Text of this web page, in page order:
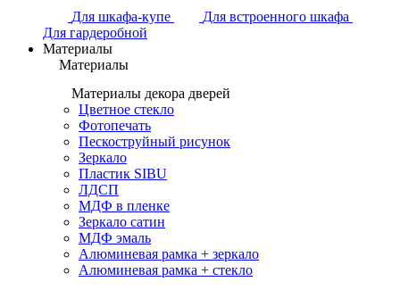
Для шкафа-купе
Для встроенного шкафа
Для гардеробной
Материалы
Материалы
Материалы декора дверей
Цветное стекло
Фотопечать
Пескоструйный рисунок
Зеркало
Пластик SIBU
ЛДСП
МДФ в пленке
Зеркало сатин
МДФ эмаль
Алюминевая рамка + зеркало
Алюминевая рамка + стекло